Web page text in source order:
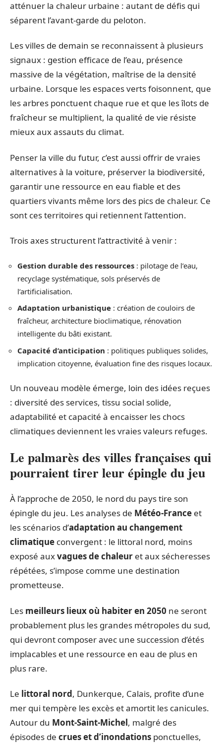
atténuer la chaleur urbaine : autant de défis qui
séparent l’avant-garde du peloton.
Les villes de demain se reconnaissent à plusieurs
signaux : gestion efficace de l’eau, présence
massive de la végétation, maîtrise de la densité
urbaine. Lorsque les espaces verts foisonnent, que
les arbres ponctuent chaque rue et que les îlots de
fraîcheur se multiplient, la qualité de vie résiste
mieux aux assauts du climat.
Penser la ville du futur, c’est aussi offrir de vraies
alternatives à la voiture, préserver la biodiversité,
garantir une ressource en eau fiable et des
quartiers vivants même lors des pics de chaleur. Ce
sont ces territoires qui retiennent l’attention.
Trois axes structurent l’attractivité à venir :
Gestion durable des ressources : pilotage de l’eau,
recyclage systématique, sols préservés de
l’artificialisation.
Adaptation urbanistique : création de couloirs de
fraîcheur, architecture bioclimatique, rénovation
intelligente du bâti existant.
Capacité d’anticipation : politiques publiques solides,
implication citoyenne, évaluation fine des risques locaux.
Un nouveau modèle émerge, loin des idées reçues
: diversité des services, tissu social solide,
adaptabilité et capacité à encaisser les chocs
climatiques deviennent les vraies valeurs refuges.
Le palmarès des villes françaises qui
pourraient tirer leur épingle du jeu
À l’approche de 2050, le nord du pays tire son
épingle du jeu. Les analyses de Météo-France et
les scénarios d’adaptation au changement
climatique convergent : le littoral nord, moins
exposé auxvagues de chaleur et aux sécheresses
répétées, s’impose comme une destination
prometteuse.
Les meilleurs lieux où habiter en 2050 ne seront
probablement plus les grandes métropoles du sud,
qui devront composer avec une succession d’étés
implacables et une ressource en eau de plus en
plus rare.
Le littoral nord, Dunkerque, Calais, profite d’une
mer qui tempère les excès et amortit les canicules.
Autour du Mont-Saint-Michel, malgré des
épisodes de crues et d’inondations ponctuelles,